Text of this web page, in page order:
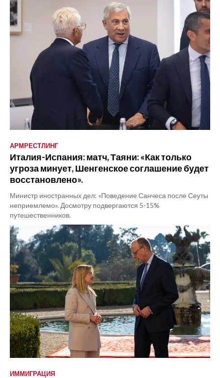
АРМРЕСТЛИНГ
Италия-Испания: матч, Таяни: «Как только
угроза минует, Шенгенское соглашение будет
восстановлено».
Министр иностранных дел: «Поведение Санчеса после Сеуты
неприемлемо». Досмотру подвергаются 5-15%
путешественников.
ИММИГРАЦИЯ